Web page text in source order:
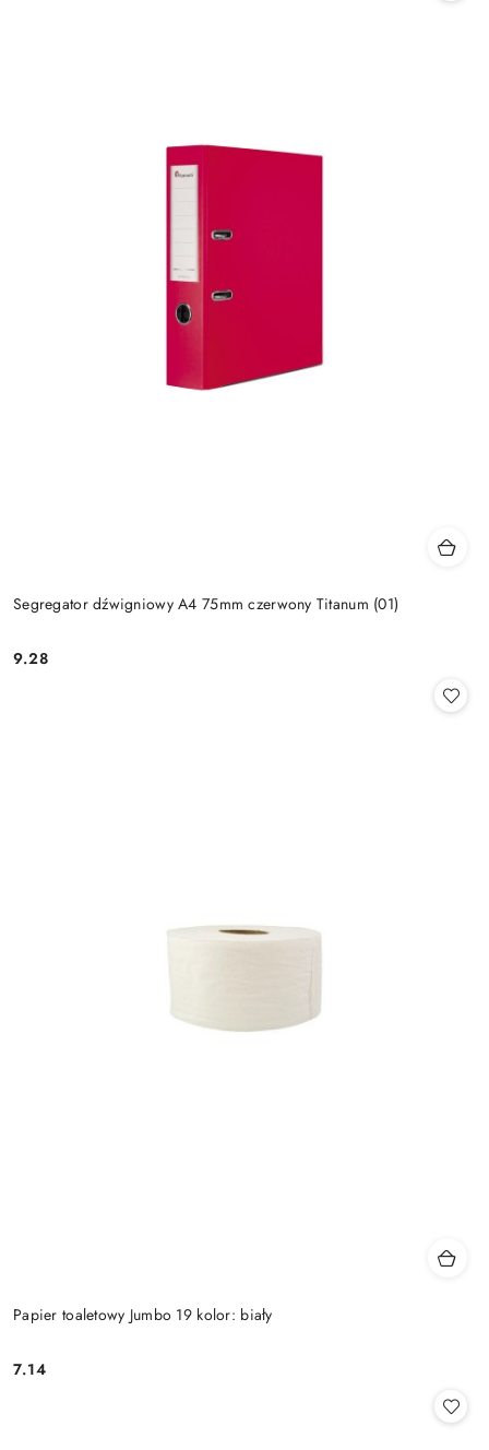
Segregator dźwigniowy A4 75mm czerwony Titanum (01)
Cena:
9.28
Papier toaletowy Jumbo 19 kolor: biały
Cena:
7.14